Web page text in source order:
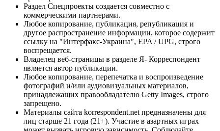
Раздел Спецпроекты создается совместно с
коммерческими партнерами.
Любое копирование, публикация, републикация и
другое распространение информации, которое содержит
ссылку на "Интерфакс-Украина", EPA / UPG, строго
воспрещается.
Владелец веб-страницы в разделе Я- Корреспондент
является автор публикации.
Любое копирование, перепечатка и воспроизведение
фотографий и/или аудиовизуальных материалов,
принадлежащих правообладателю Getty Images, строго
запрещено.
Материалы сайта korrespondent.net предназначены для
лиц старше 21 года (21+). Участие в азартных играх